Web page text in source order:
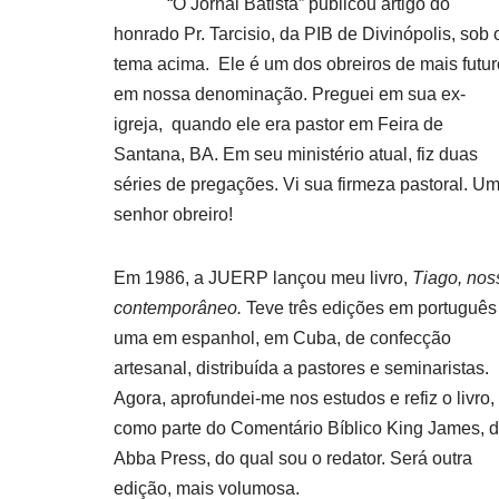
“O Jornal Batista” publicou artigo do
honrado Pr. Tarcisio, da PIB de Divinópolis, sob
tema acima. Ele é um dos obreiros de mais
em nossa denominação. Preguei em sua ex-
igreja, quando ele era pastor em Feira de
Santana, BA. Em seu ministério atual, fiz duas
séries de pregações. Vi sua firmeza pastoral. Um
senhor obreiro!
Em 1986, a JUERP lançou meu livro, Tiago,
contemporâneo. Teve três edições em
uma em espanhol, em Cuba, de confecção
artesanal, distribuída a pastores e seminaristas.
Agora, aprofundei-me nos estudos e refiz o livro,
como parte do Comentário Bíblico King James,
Abba Press, do qual sou o redator. Será outra
edição, mais volumosa.